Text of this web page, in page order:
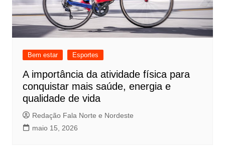
Bem estar Esportes
A importância da atividade física para
conquistar mais saúde, energia e
qualidade de vida
Redação Fala Norte e Nordeste
maio 15, 2026